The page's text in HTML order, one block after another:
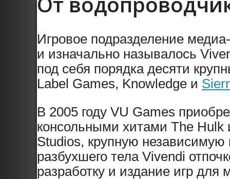
Игровое подразделение
и изначально называлось
под себя порядка десяти
Label Games, Knowledge и
В 2005 году VU Games
консольными хитами The Hulk
Studios, крупную
разбухшего тела Vivendi
разработку и издание игр